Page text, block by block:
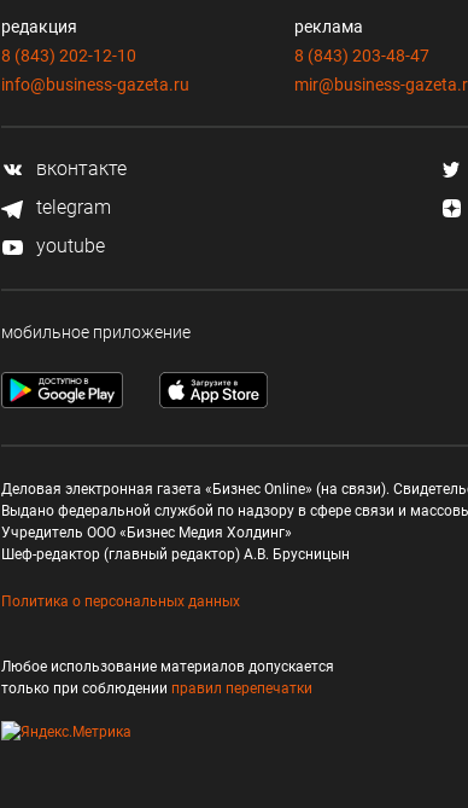
редакция
8 (843) 202-12-10
info@business-gazeta.ru
реклама
8 (843) 203-48-47
mir@business-
вконтакте
telegram
youtube
мобильное приложение
Деловая электронная газета «Бизнес Online» (на связи).
Выдано федеральной службой по надзору в сфере связи и
Учредитель ООО «Бизнес Медия Холдинг»
Шеф-редактор (главный редактор) А.В. Брусницын
Политика о персональных данных
Любое использование материалов допускается
только при соблюдении правил перепечатки